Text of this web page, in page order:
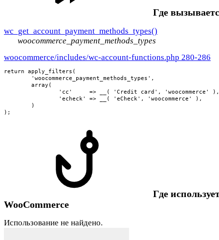
Где
wc_get_account_payment_methods_types()
woocommerce_payment_methods_types
woocommerce/includes/wc-account-functions.php 280-286
return apply_filters(
);
Где
WooCommerce
Использование не найдено.